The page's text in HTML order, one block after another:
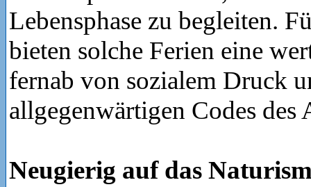
Lebensphase zu begleiten.
bieten solche Ferien eine
fernab von sozialem Druck
allgegenwärtigen Codes des
Neugierig auf das